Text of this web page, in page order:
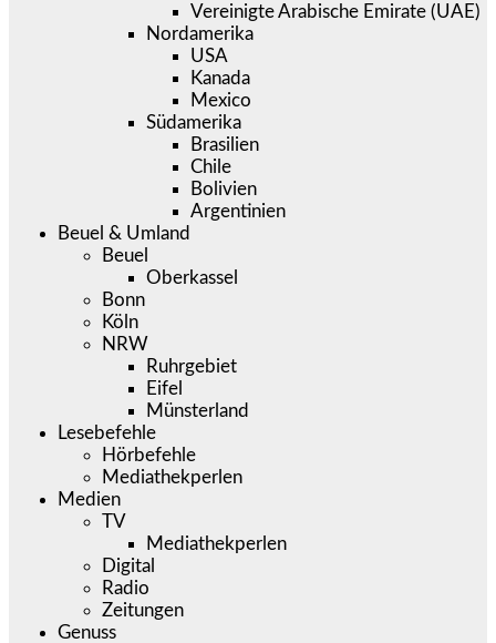
Vereinigte Arabische Emirate (UAE)
Nordamerika
USA
Kanada
Mexico
Südamerika
Brasilien
Chile
Bolivien
Argentinien
Beuel & Umland
Beuel
Oberkassel
Bonn
Köln
NRW
Ruhrgebiet
Eifel
Münsterland
Lesebefehle
Hörbefehle
Mediathekperlen
Medien
TV
Mediathekperlen
Digital
Radio
Zeitungen
Genuss